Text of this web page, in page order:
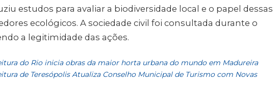
estudos para avaliar a biodiversidade local e o papel dessas
ecológicos. A sociedade civil foi consultada durante o
a legitimidade das ações.
do Rio inicia obras da maior horta urbana do mundo em Madureira
de Teresópolis Atualiza Conselho Municipal de Turismo com Novas